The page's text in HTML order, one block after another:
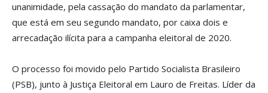
unanimidade, pela cassação do mandato da parlamentar,
que está em seu segundo mandato, por caixa dois e
arrecadação ilícita para a campanha eleitoral de 2020.
O processo foi movido pelo Partido Socialista Brasileiro
(PSB), junto à Justiça Eleitoral em Lauro de Freitas. Líder da